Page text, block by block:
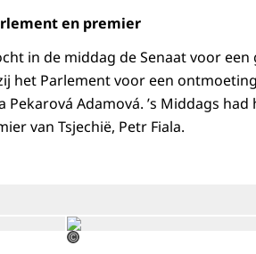
en premier
in de middag de Senaat voor
het Parlement voor een
Adamová. ’s Middags
van Tsjechië, Petr Fiala.
Open de galerij in vergrote weergave
©